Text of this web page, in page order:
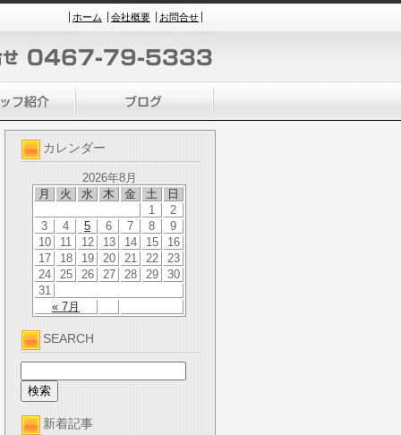
ホーム 会社概要 お問合せ
カレンダー
2026年8月
月
火 水 木 金 土 日
« 7月
1
2
3
4 5 6 7 8
9
10
11 12 13 14 15
16
17
18 19 20 21 22
23
24
25 26 27 28 29
30
31
SEARCH
新着記事